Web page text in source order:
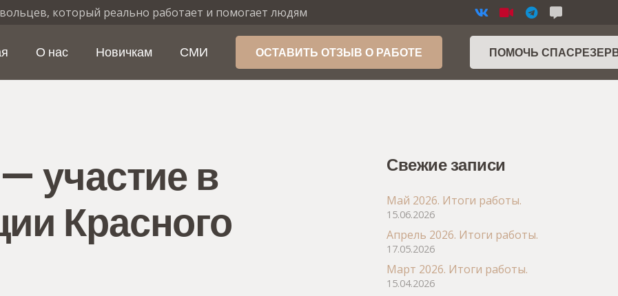
который реально работает и помогает людям
О нас Новичкам СМИ ОСТАВИТЬ ОТЗЫВ О РАБОТЕ ПОМОЧЬ
участие в
Красного
Свежие записи
Май 2026. Итоги работы.
15.06.2026
Апрель 2026. Итоги работы.
17.05.2026
Март 2026. Итоги работы.
15.04.2026